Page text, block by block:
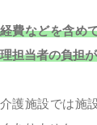
経費などを含め
理担当者の負担
介護施設では施